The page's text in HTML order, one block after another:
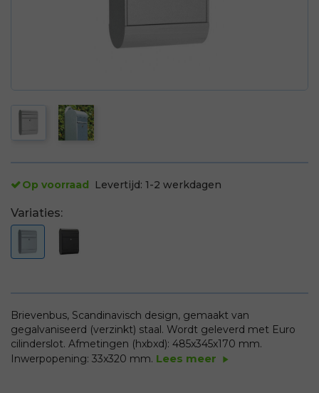
Op voorraad Levertijd: 1-2 werkdagen
Variaties:
Brievenbus, Scandinavisch design, gemaakt van
gegalvaniseerd (verzinkt) staal. Wordt geleverd met Euro
cilinderslot. Afmetingen (hxbxd): 485x345x170 mm.
Inwerpopening: 33x320 mm. Lees meer play_arrow